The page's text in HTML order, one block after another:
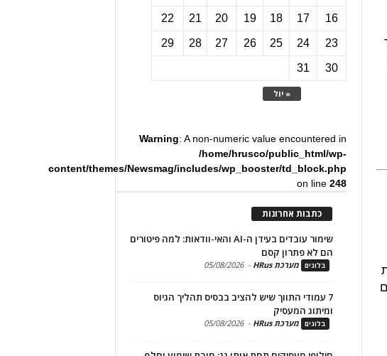
« יול
16
17
18
19
20
21
22
23
24
25
26
27
28
29
30
31
Warning: A non-numeric value encountered in
/home/hrusco/public_html/wp-
content/themes/Newsmag/includes/wp_booster/td_block.php
on line248
כתבות אחרונות
שימור עובדים בעידן ה-AI והאי-וודאות: למה פיטורים
הם לא פתרון קסם
בלוגים מערכת HRus -
05/08/2026
7 עמודי התווך שיש להציב בבסיס תהליך הגיוס
ומיתוג המעסיק
בלוגים מערכת HRus -
05/08/2026